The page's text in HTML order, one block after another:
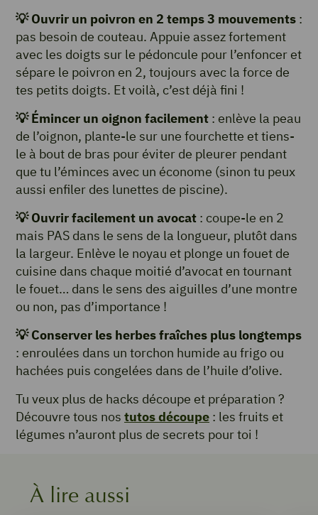
💡 Ouvrir un poivron en 2 temps 3 mouvements :
pas besoin de couteau. Appuie assez fortement
avec les doigts sur le pédoncule pour l’enfoncer et
sépare le poivron en 2, toujours avec la force de
tes petits doigts. Et voilà, c’est déjà fini !
💡 Émincer un oignon facilement : enlève la peau
de l’oignon, plante-le sur une fourchette et tiens-
le à bout de bras pour éviter de pleurer pendant
que tu l’éminces avec un économe (sinon tu peux
aussi enfiler des lunettes de piscine).
💡 Ouvrir facilement un avocat : coupe-le en 2
mais PAS dans le sens de la longueur, plutôt dans
la largeur. Enlève le noyau et plonge un fouet de
cuisine dans chaque moitié d’avocat en tournant
le fouet… dans le sens des aiguilles d’une montre
ou non, pas d’importance !
💡 Conserver les herbes fraîches plus longtemps
: enroulées dans un torchon humide au frigo ou
hachées puis congelées dans de l’huile d’olive.
Tu veux plus de hacks découpe et préparation ?
Découvre tous nos tutos découpe : les fruits et
légumes n’auront plus de secrets pour toi !
À lire aussi